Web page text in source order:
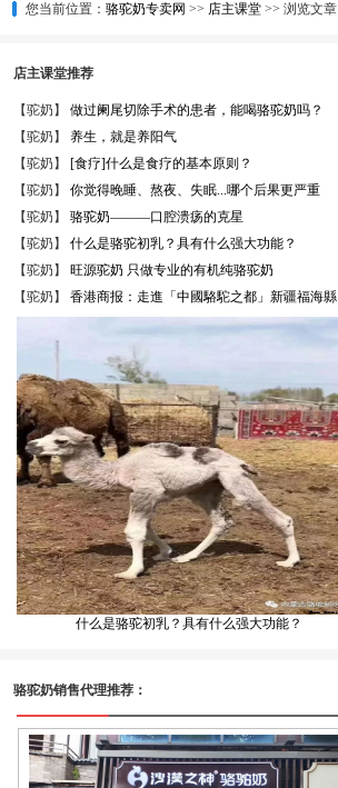
您当前位置： 骆驼奶专卖网 >> 店主课堂 >> 浏览文章
店主课堂推荐
【驼奶】 做过阑尾切除手术的患者，能喝骆驼奶吗？
【驼奶】 养生，就是养阳气
【驼奶】 [食疗]什么是食疗的基本原则？
【驼奶】 你觉得晚睡、熬夜、失眠...哪个后果更严重
【驼奶】 骆驼奶———口腔溃疡的克星
【驼奶】 什么是骆驼初乳？具有什么强大功能？
【驼奶】 旺源驼奶 只做专业的有机纯骆驼奶
【驼奶】 香港商报：走進「中國駱駝之都」新疆福海縣
什么是骆驼初乳？具有什么强大功能？
骆驼奶销售代理推荐：